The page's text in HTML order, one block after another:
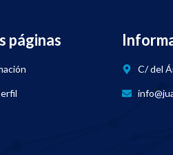
páginas
C/ del